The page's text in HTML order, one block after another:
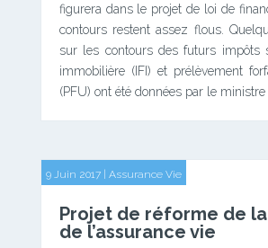
figurera dans le projet de loi de
contours restent assez flous.
sur les contours des futurs impôts
immobilière (IFI) et prélèvement
(PFU) ont été données par le ministre
Projet de réforme de
de l’assurance vie
9 Juin 2017| Assurance Vie